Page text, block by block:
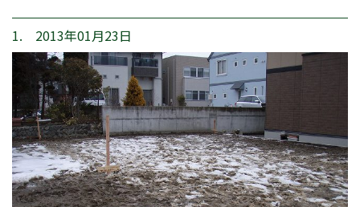
1. 2013年01月23日